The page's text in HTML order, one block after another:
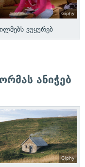
Giphy
ვუყურებ
ანიჭებ
Giphy